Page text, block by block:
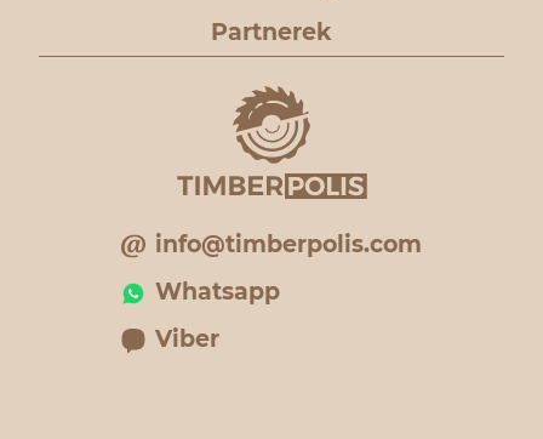
Partnerek
info@timberpolis.com
Whatsapp
Viber